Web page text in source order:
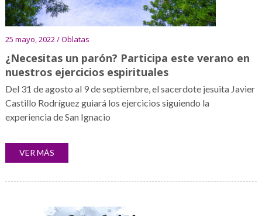
25 mayo, 2022 / Oblatas
¿Necesitas un parón? Participa este verano en
nuestros ejercicios espirituales
Del 31 de agosto al 9 de septiembre, el sacerdote jesuita Javier
Castillo Rodríguez guiará los ejercicios siguiendo la
experiencia de San Ignacio
VER MÁS